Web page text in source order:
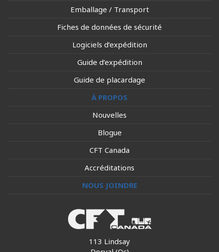
Emballage / Transport
Fiches de données de sécurité
Logiciels d’expédition
Guide d’expédition
Guide de placardage
À PROPOS
Nouvelles
Blogue
CFT Canada
Accréditations
NOUS JOINDRE
113 Lindsay